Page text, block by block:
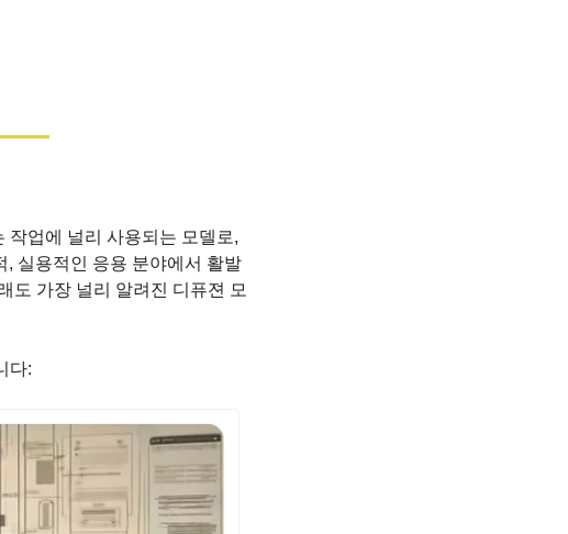
작업에 널리 사용되는 모델로,
, 실용적인 응용 분야에서 활발
도 가장 널리 알려진 디퓨젼 모
다: